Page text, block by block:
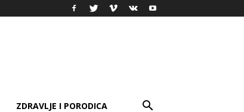
ZDRAVLJE I PORODICA